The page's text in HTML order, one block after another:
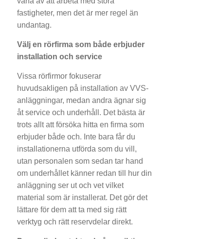
fastigheter, men det är mer regel än
undantag.
Välj en rörfirma som både erbjuder
installation och service
Vissa rörfirmor fokuserar
huvudsakligen på installation av VVS-
anläggningar, medan andra ägnar sig
åt service och underhåll. Det bästa är
trots allt att försöka hitta en firma som
erbjuder både och. Inte bara får du
installationerna utförda som du vill,
utan personalen som sedan tar hand
om underhållet känner redan till hur din
anläggning ser ut och vet vilket
material som är installerat. Det gör det
lättare för dem att ta med sig rätt
verktyg och rätt reservdelar direkt.